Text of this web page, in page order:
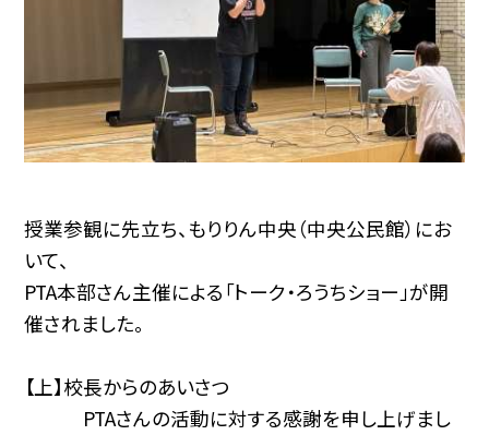
授業参観に先立ち、もりりん中央（中央公民館）にお
いて、
PTA本部さん主催による「トーク・ろうちショー」が開
催されました。
【上】校長からのあいさつ
PTAさんの活動に対する感謝を申し上げまし